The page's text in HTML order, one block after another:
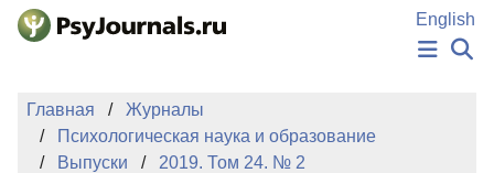
Перейти к основному содержанию
English
НОВОСТИ
ИЗДАНИЯ
АВТОРЫ
Главная
Журналы
Психологическая наука и образование
Выпуски
2019. Том 24. № 2